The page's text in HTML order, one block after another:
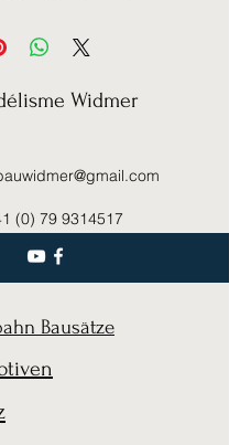
Widmer
(0) 79 9314517
Bausätze